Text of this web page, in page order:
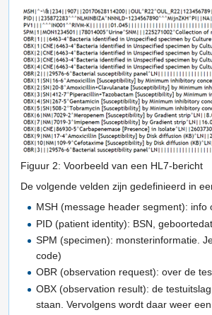
Figuur 2: Voorbeeld van een HL7-bericht
De volgende velden zijn gedefinieerd in
MSH (message header segment):
PID (patient identity): BSN,
SPM (specimen): monsterinformatie.
code)
OBR (observation request): over de
OBX (observation result): de
staan. Vervolgens wordt daar weer